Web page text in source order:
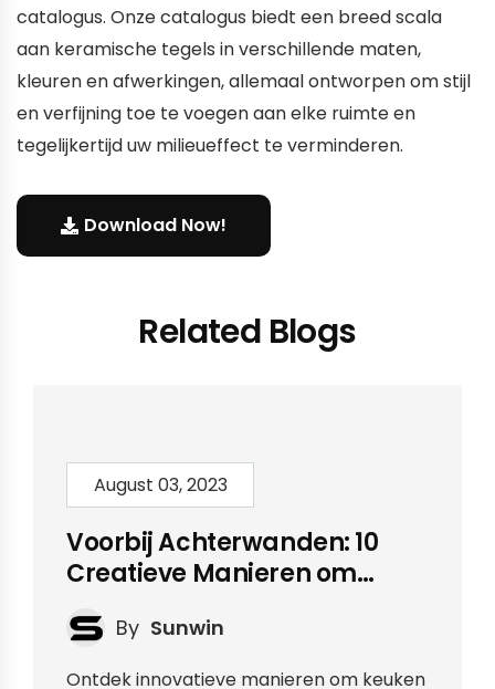
catalogus. Onze catalogus biedt een breed scala
aan keramische tegels in verschillende maten,
kleuren en afwerkingen, allemaal ontworpen om stijl
en verfijning toe te voegen aan elke ruimte en
tegelijkertijd uw milieueffect te verminderen.
Download Now!
Related Blogs